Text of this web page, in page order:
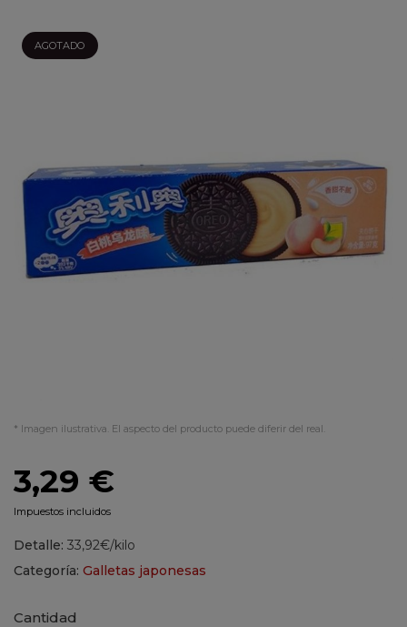
AGOTADO
* Imagen ilustrativa. El aspecto del producto puede diferir del real.
3,29 €
Impuestos incluidos
Detalle: 33,92€/kilo
Categoría: Galletas japonesas
Cantidad